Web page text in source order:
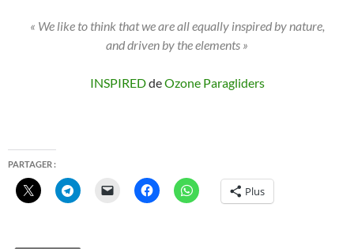
« We like to think that we are all equally inspired by nature,
and driven by the elements »
INSPIREDdeOzone Paragliders
PARTAGER :
Plus